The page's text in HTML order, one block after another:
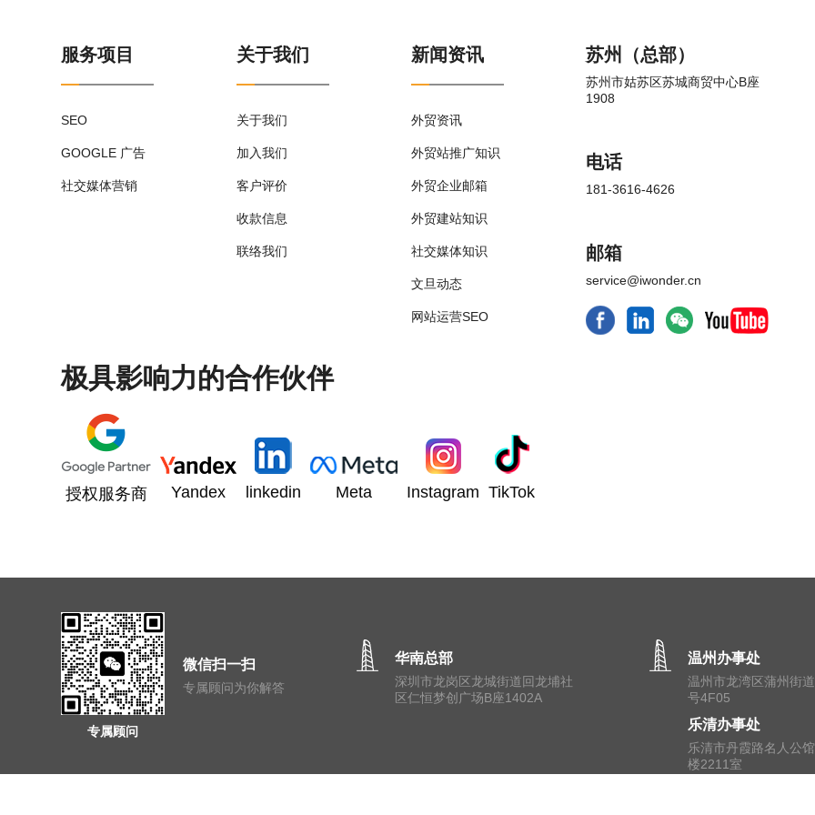
服务项目
SEO
GOOGLE 广告
社交媒体营销
关于我们
关于我们
加入我们
客户评价
收款信息
联络我们
新闻资讯
外贸资讯
外贸站推广知识
外贸企业邮箱
外贸建站知识
社交媒体知识
文旦动态
网站运营SEO
苏州（总部）
苏州市姑苏区苏城商贸中心B座
1908
电话
181-3616-4626
邮箱
service@iwonder.cn
极具影响力的合作伙伴
授权服务商 Yandex linkedin Meta Instagram TikTok
专属顾问
微信扫一扫
专属顾问为你解答
华南总部
深圳市龙岗区龙城街道回龙埔社
区仁恒梦创广场B座1402A
温州办事处
温州市⻰湾区蒲州街
号4F05
乐清办事处
乐清市丹霞路名人公
楼2211室